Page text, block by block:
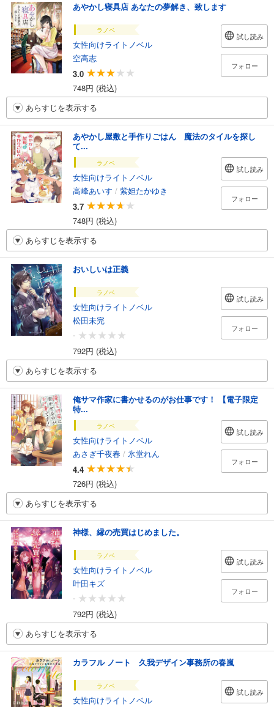
あやかし寝具店 あなたの夢解き、致します
ラノベ
女性向けライトノベル
空高志
3.0
748円 (税込)
試し読み
フォロー
あらすじを表示する
あやかし屋敷と手作りごはん 魔法のタイルを探し
て...
ラノベ
女性向けライトノベル
高峰あいす / 紫妲たかゆき
3.7
748円 (税込)
試し読み
フォロー
あらすじを表示する
おいしいは正義
ラノベ
女性向けライトノベル
松田未完
-
792円 (税込)
試し読み
フォロー
あらすじを表示する
俺サマ作家に書かせるのがお仕事です！ 【電子限定
特...
ラノベ
女性向けライトノベル
あさぎ千夜春 / 氷堂れん
4.4
726円 (税込)
試し読み
フォロー
あらすじを表示する
神様、縁の売買はじめました。
ラノベ
女性向けライトノベル
叶田キズ
-
792円 (税込)
試し読み
フォロー
あらすじを表示する
カラフル ノート 久我デザイン事務所の春嵐
ラノベ
女性向けライトノベル
試し読み